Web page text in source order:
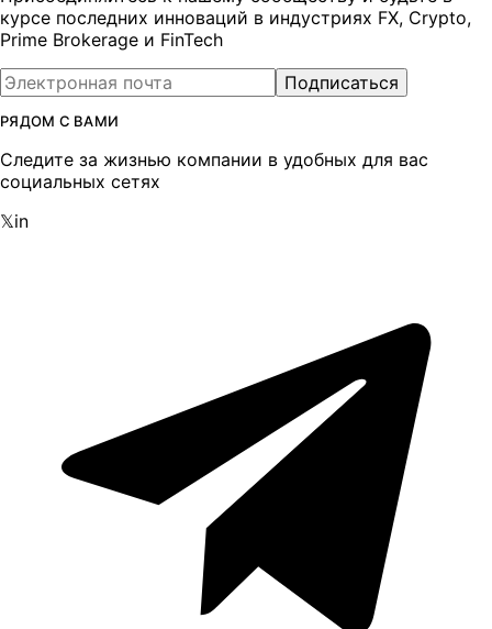
курсе последних инноваций в индустриях FX, Crypto,
Prime Brokerage и FinTech
Подписаться
РЯДОМ С ВАМИ
Следите за жизнью компании в удобных для вас
социальных сетях
𝕏in